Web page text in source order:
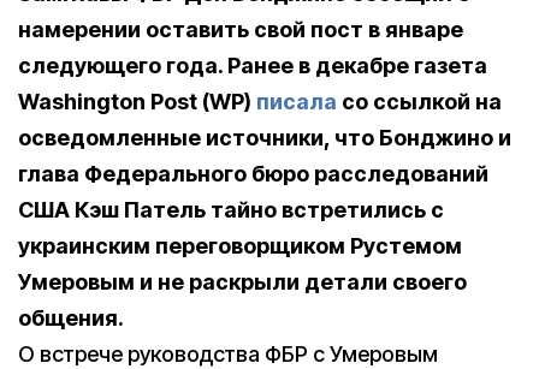
намерении оставить свой пост в январе
следующего года. Ранее в декабре газета
Washington Post (WP) писала со ссылкой на
осведомленные источники, что Бонджино и
глава Федерального бюро расследований
США Кэш Патель тайно встретились с
украинским переговорщиком Рустемом
Умеровым и не раскрыли детали своего
общения.
О встрече руководства ФБР с Умеровым